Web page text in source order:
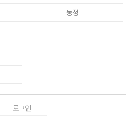
동정
로그인